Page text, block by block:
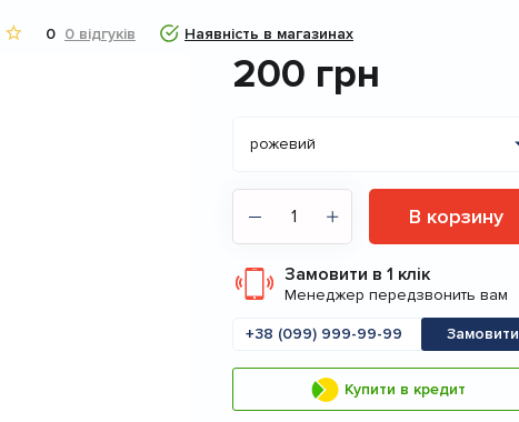
0 0 відгуків Наявність в магазинах
200 грн
В корзину
Замовити в 1 клік
Менеджер передзвонить вам
Мобільний
телефон
Замовити
Купити в кредит